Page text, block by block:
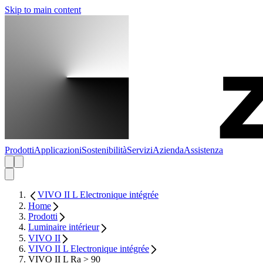
Skip to main content
ProdottiApplicazioniSostenibilitàServiziAziendaAssistenza
VIVO II L Electronique intégrée
Home
Prodotti
Luminaire intérieur
VIVO II
VIVO II L Electronique intégrée
VIVO II L Ra > 90